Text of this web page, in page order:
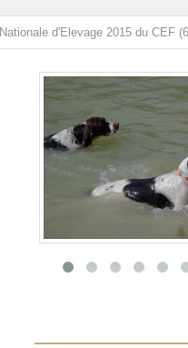
Nationale d'Elevage 2015 du CEF